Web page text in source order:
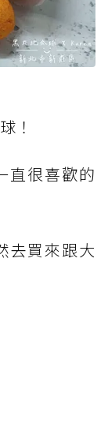
！
直很喜歡的
去買來跟大